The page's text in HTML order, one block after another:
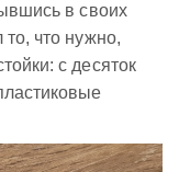
в своих
что нужно,
с десяток